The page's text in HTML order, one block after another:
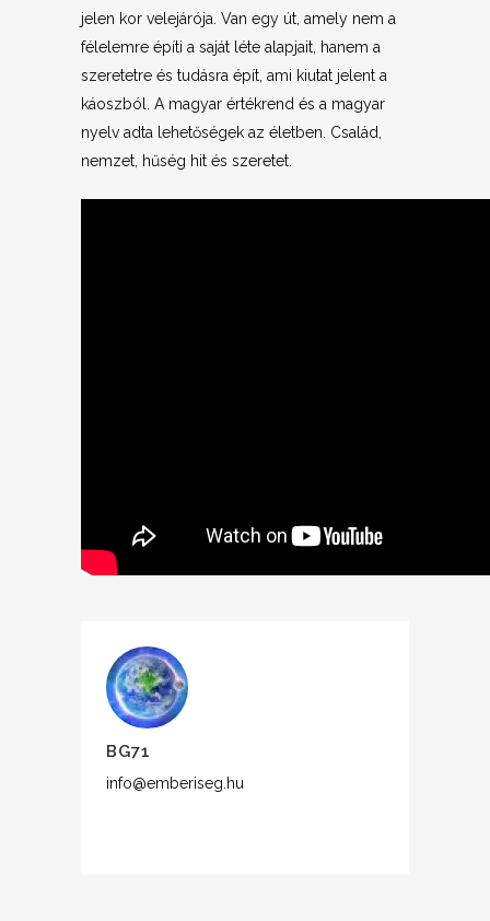
jelen kor velejárója. Van egy út, amely nem a
félelemre építi a saját léte alapjait, hanem a
szeretetre és tudásra épít, ami kiutat jelent a
káoszból. A magyar értékrend és a magyar
nyelv adta lehetőségek az életben. Család,
nemzet, hűség hit és szeretet.
BG71
info@emberiseg.hu